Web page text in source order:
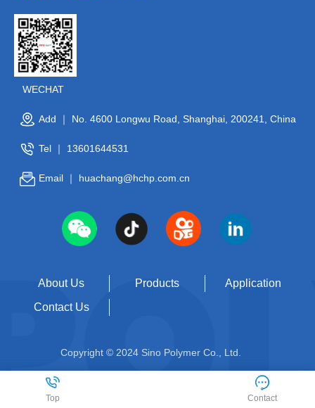
WECHAT
Add ｜ No. 4600 Longwu Road, Shanghai, 200241, China
Tel ｜ 13601644531
Email ｜ huachang@hchp.com.cn
About Us Products
Application
Contact Us
Copyright © 2024 Sino Polymer Co., Ltd.
Top Contact